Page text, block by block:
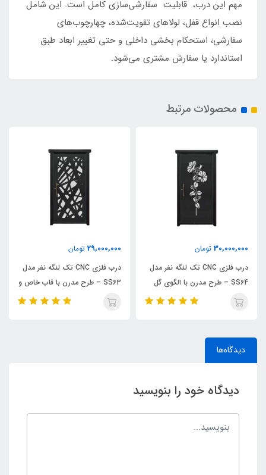
مهم این درب، قابلیت سفارشی‌سازی کامل است. این شامل
نصب انواع قفل، لولاهای تقویت‌شده، چهارچوب‌های
سفارشی، استحکام‌ بخشی داخلی و حتی تغییر ابعاد طبق
استاندارد یا سفارش مشتری می‌شود.
محصولات مرتبط
30,000,000 تومان
درب فلزی CNC تک لنگه نفر مدل
SS64 – طرح مدرن با الگوی گل
زیبا
29,000,000 تومان
درب فلزی CNC تک لنگه نفر مدل
SS63 – طرح مدرن با قاب خاص و
خطوط مینیمال
دیدگاه‌ها
دیدگاه خود را بنویسید